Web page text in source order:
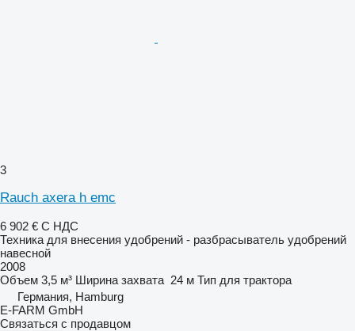
3
Rauch axera h emc
6 902 € С НДС
Техника для внесения удобрений - разбрасыватель удобрений
навесной
2008
Объем 3,5 м³ Ширина захвата 24 м Тип для трактора
Германия, Hamburg
E-FARM GmbH
Связаться с продавцом